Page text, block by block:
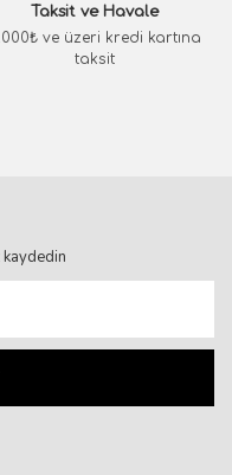
Taksit ve Havale
ve üzeri kredi kartına
taksit